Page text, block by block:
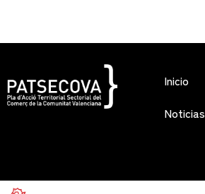
Inicio
Noticias